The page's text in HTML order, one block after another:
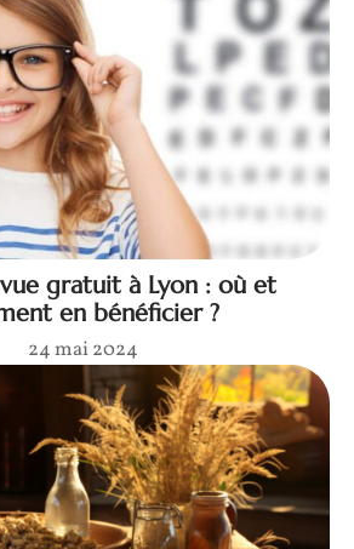
gratuit à Lyon : où et
en bénéficier ?
24 mai 2024